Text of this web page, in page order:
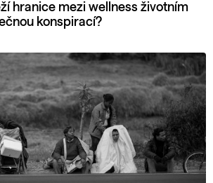
hranice mezi wellness životním
konspirací?